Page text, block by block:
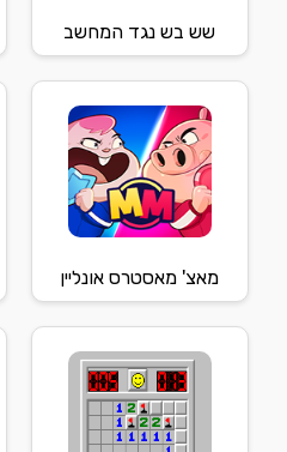
שש בש נגד המחשב
מאצ' מאסטרס אונליין